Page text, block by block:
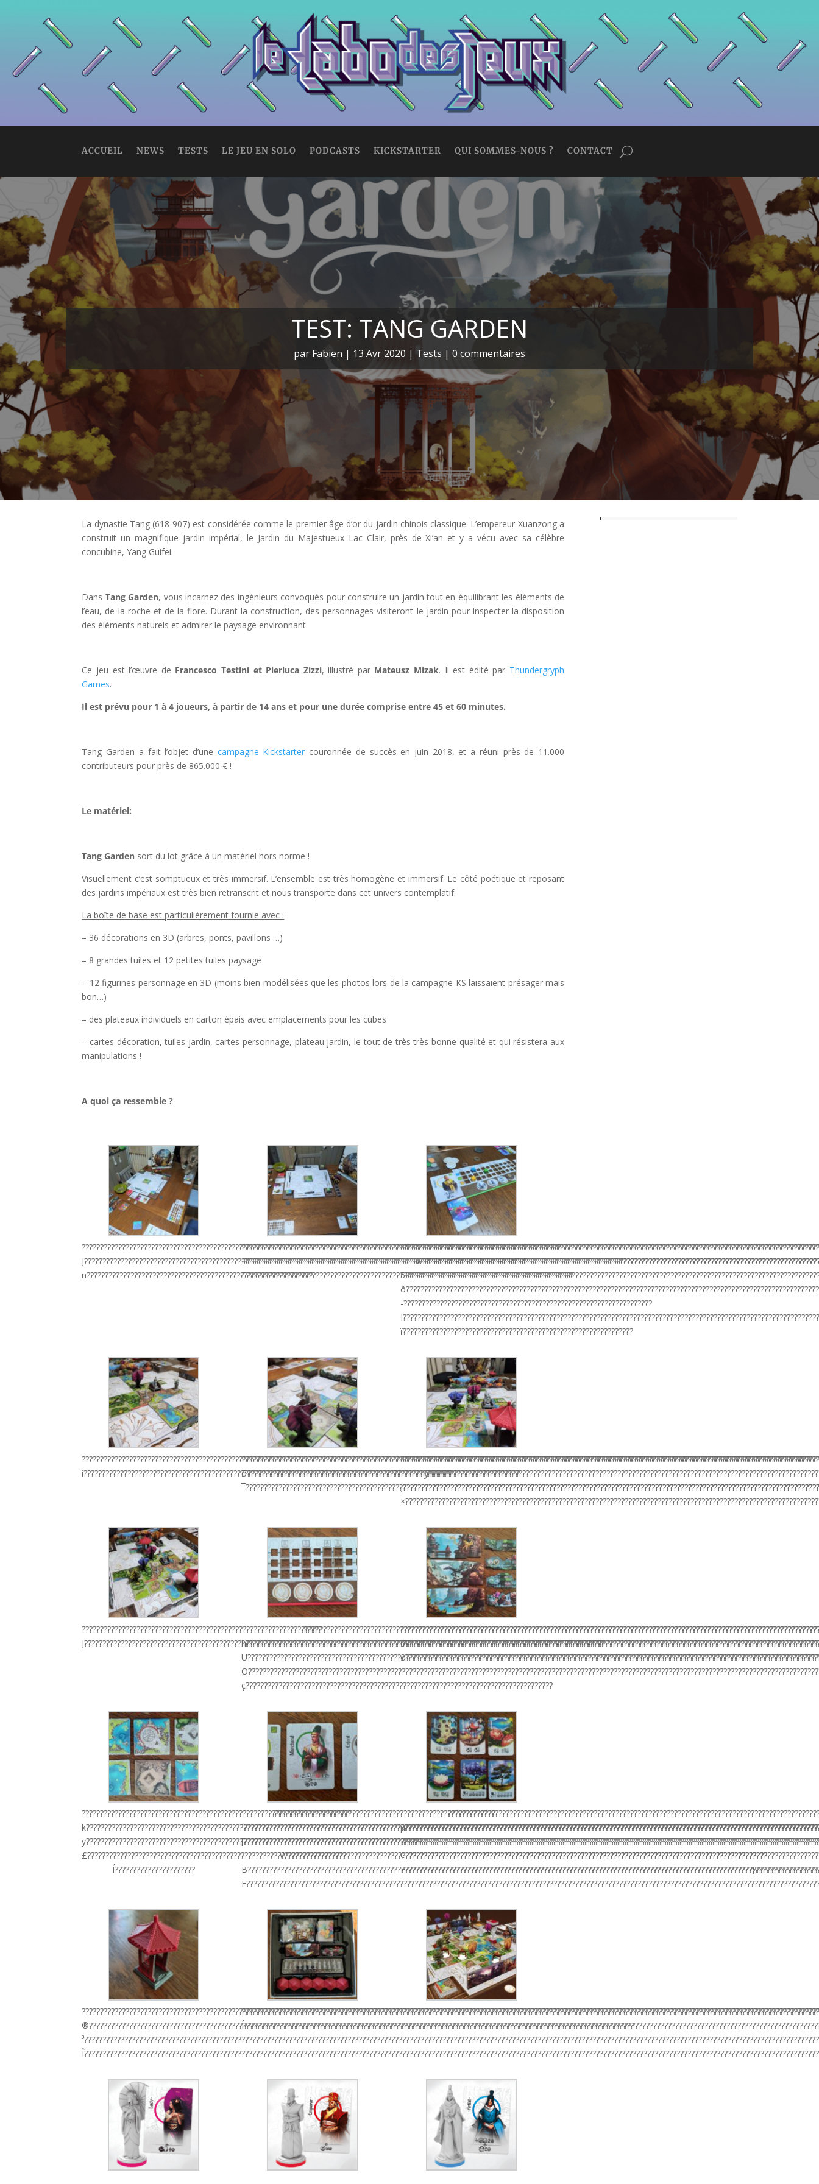
ACCUEIL NEWS TESTS LE JEU EN SOLO PODCASTS KICKSTARTER QUI SOMMES-NOUS ? CONTACT
TEST: TANG GARDEN
par Fabien | 13 Avr 2020 | Tests | 0 commentaires
La dynastie Tang (618-907) est considérée comme le premier âge d’or du jardin chinois classique. L’empereur Xuanzong a
construit un magnifique jardin impérial, le Jardin du Majestueux Lac Clair, près de Xi’an et y a vécu avec sa célèbre
concubine, Yang Guifei.
Dans Tang Garden, vous incarnez des ingénieurs convoqués pour construire un jardin tout en équilibrant les éléments de
l’eau, de la roche et de la flore. Durant la construction, des personnages visiteront le jardin pour inspecter la disposition
des éléments naturels et admirer le paysage environnant.
Ce jeu est l’œuvre de Francesco Testini et Pierluca Zizzi, illustré par Mateusz Mizak. Il est édité par Thundergryph
Games.
Il est prévu pour 1 à 4 joueurs, à partir de 14 ans et pour une durée comprise entre 45 et 60 minutes.
Tang Garden a fait l’objet d’une campagne Kickstarter couronnée de succès en juin 2018, et a réuni près de 11.000
contributeurs pour près de 865.000 € !
Le matériel:
Tang Garden sort du lot grâce à un matériel hors norme !
Visuellement c’est somptueux et très immersif. L’ensemble est très homogène et immersif. Le côté poétique et reposant
des jardins impériaux est très bien retranscrit et nous transporte dans cet univers contemplatif.
La boîte de base est particulièrement fournie avec :
– 36 décorations en 3D (arbres, ponts, pavillons …)
– 8 grandes tuiles et 12 petites tuiles paysage
– 12 figurines personnage en 3D (moins bien modélisées que les photos lors de la campagne KS laissaient présager mais
bon…)
– des plateaux individuels en carton épais avec emplacements pour les cubes
– cartes décoration, tuiles jardin, cartes personnage, plateau jardin, le tout de très très bonne qualité et qui résistera aux
manipulations !
A quoi ça ressemble ?
n??????????????????????????????????????????????????????????????
????????????????????????????????????????????
w?????????????????????????????
5??????????????????????????????????????????????
ð?????????????????????????????????????????????????????????????????????????????????????????????????????????????????
-????????????????????????????????????????????????????????????????????
ï???????????????????????????????????????????????????????????????
õ????????????????????????????????????????????????????????
????????????????????????????????????????????????????????????????????????????????????????????????????????????????
ý?????????????????????????
?????
h??????????????????????????????????????????????????????????????????????????????????????????????????
ç????????????????????????????????????????????????????????????????????????????????????
y????????????????????????????????????????????????????????????????????????????????????????????
Í??????????????????????
?????????????????????
W????????????????
?????????????
¢???????????????????????????????????????????????????????????????????????????????????????????????????
®?????????????????????????????????????????????????????????????????????????????????????????????????????????????????????????????????????????????????????